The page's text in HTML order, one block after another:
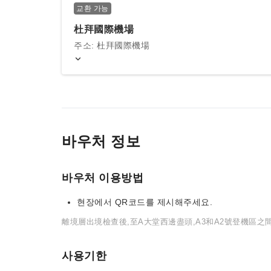
교환 가능
杜拜國際機場
주소: 杜拜國際機場
바우처 정보
바우처 이용방법
현장에서 QR코드를 제시해주세요.
離境層出境檢查後,至A大堂西邊盡頭,A3和A2號登機區之
사용기한